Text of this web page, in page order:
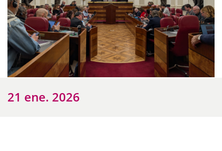
21 ene. 2026